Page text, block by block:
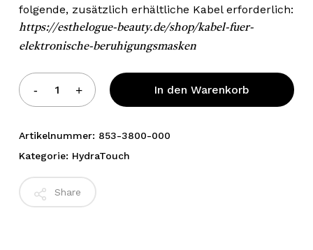
folgende, zusätzlich erhältliche Kabel erforderlich:
https://esthelogue-beauty.de/shop/kabel-fuer-
elektronische-beruhigungsmasken
In den Warenkorb
Alternative:
Artikelnummer: 853-3800-000
Kategorie: HydraTouch
Share